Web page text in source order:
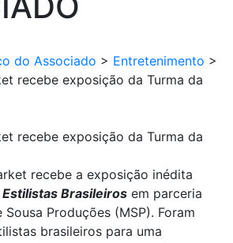
do Associado > Entretenimento >
recebe exposição da Turma da
recebe exposição da Turma da
recebe a exposição inédita
Estilistas Brasileiros em parceria
Produções (MSP). Foram
brasileiros para uma